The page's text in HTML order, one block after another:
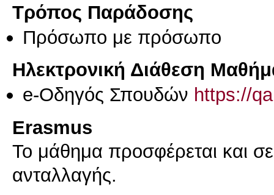
Τρόπος Παράδοσης
Πρόσωπο με πρόσωπο
Ηλεκτρονική Διάθεση
e-Οδηγός Σπουδών https://
Erasmus
Το μάθημα προσφέρεται και
ανταλλαγής.